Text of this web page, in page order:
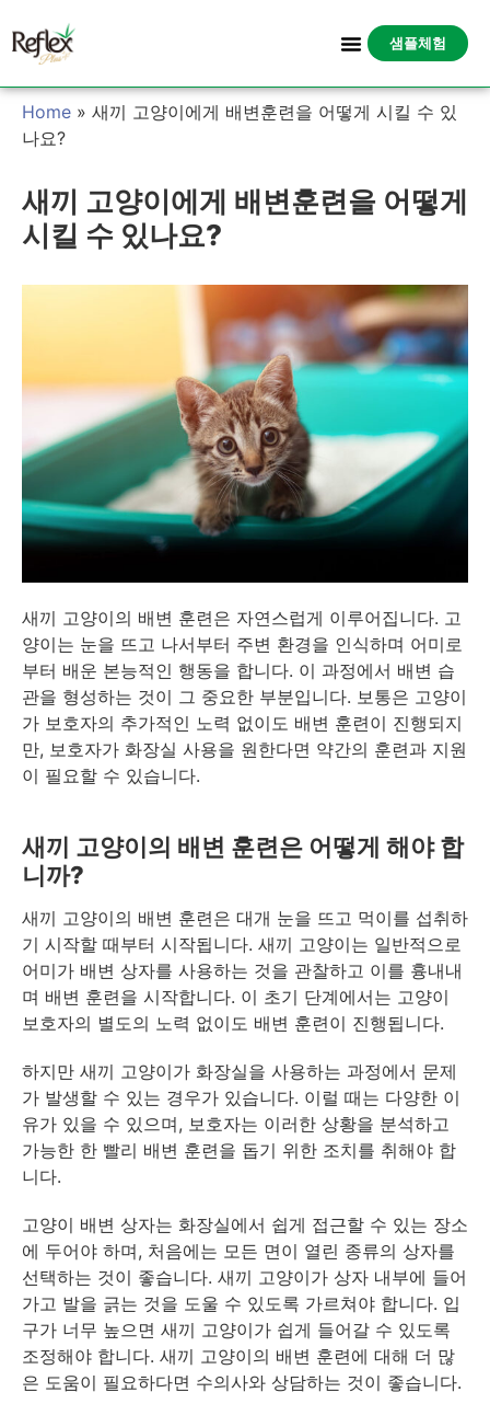
샘플체험
Home » 새끼 고양이에게 배변훈련을 어떻게 시킬 수 있
나요?
새끼 고양이에게 배변훈련을 어떻게
시킬 수 있나요?
새끼 고양이의 배변 훈련은 자연스럽게 이루어집니다. 고
양이는 눈을 뜨고 나서부터 주변 환경을 인식하며 어미로
부터 배운 본능적인 행동을 합니다. 이 과정에서 배변 습
관을 형성하는 것이 그 중요한 부분입니다. 보통은 고양이
가 보호자의 추가적인 노력 없이도 배변 훈련이 진행되지
만, 보호자가 화장실 사용을 원한다면 약간의 훈련과 지원
이 필요할 수 있습니다.
새끼 고양이의 배변 훈련은 어떻게 해야 합
니까?
새끼 고양이의 배변 훈련은 대개 눈을 뜨고 먹이를 섭취하
기 시작할 때부터 시작됩니다. 새끼 고양이는 일반적으로
어미가 배변 상자를 사용하는 것을 관찰하고 이를 흉내내
며 배변 훈련을 시작합니다. 이 초기 단계에서는 고양이
보호자의 별도의 노력 없이도 배변 훈련이 진행됩니다.
하지만 새끼 고양이가 화장실을 사용하는 과정에서 문제
가 발생할 수 있는 경우가 있습니다. 이럴 때는 다양한 이
유가 있을 수 있으며, 보호자는 이러한 상황을 분석하고
가능한 한 빨리 배변 훈련을 돕기 위한 조치를 취해야 합
니다.
고양이 배변 상자는 화장실에서 쉽게 접근할 수 있는 장소
에 두어야 하며, 처음에는 모든 면이 열린 종류의 상자를
선택하는 것이 좋습니다. 새끼 고양이가 상자 내부에 들어
가고 발을 긁는 것을 도울 수 있도록 가르쳐야 합니다. 입
구가 너무 높으면 새끼 고양이가 쉽게 들어갈 수 있도록
조정해야 합니다. 새끼 고양이의 배변 훈련에 대해 더 많
은 도움이 필요하다면 수의사와 상담하는 것이 좋습니다.